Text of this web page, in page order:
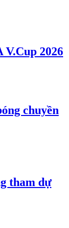
V.Cup 2026
chuyền
tham dự